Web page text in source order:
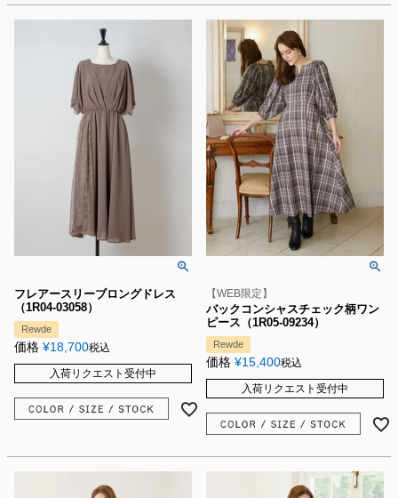
フレアースリーブロングドレス
（1R04-03058）
Rewde
価格 ¥18,700税込
入荷リクエスト受付中
【WEB限定】
バックコンシャスチェック柄ワン
ピース（1R05-09234）
Rewde
価格 ¥15,400税込
入荷リクエスト受付中